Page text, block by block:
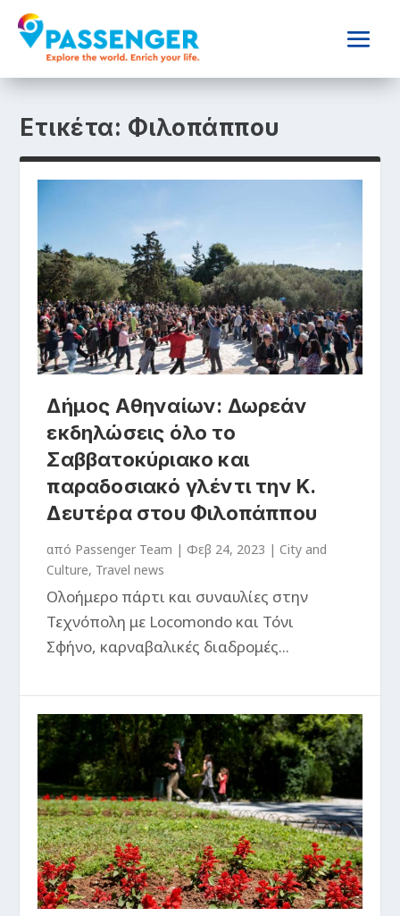
Ετικέτα: Φιλοπάππου
Δήμος Αθηναίων: Δωρεάν
εκδηλώσεις όλο το
Σαββατοκύριακο και
παραδοσιακό γλέντι την Κ.
Δευτέρα στου Φιλοπάππου
από Passenger Team | Φεβ 24, 2023 |City and
Culture, Travel news
Ολοήμερο πάρτι και συναυλίες στην
Τεχνόπολη με Locomondo και Τόνι
Σφήνο, καρναβαλικές διαδρομές...